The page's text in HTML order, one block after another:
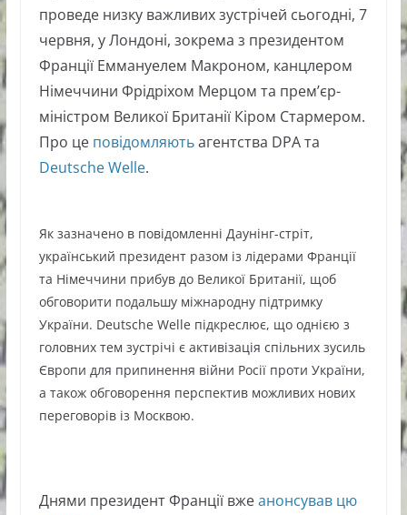
проведе низку важливих зустрічей сьогодні, 7
червня, у Лондоні, зокрема з президентом
Франції Еммануелем Макроном, канцлером
Німеччини Фрідріхом Мерцом та прем’єр-
міністром Великої Британії Кіром Стармером.
Про це повідомляютьагентства DPA та
Deutsche Welle.
Як зазначено в повідомленні Даунінг-стріт,
український президент разом із лідерами Франції
та Німеччини прибув до Великої Британії, щоб
обговорити подальшу міжнародну підтримку
України. Deutsche Welle підкреслює, що однією з
головних тем зустрічі є активізація спільних зусиль
Європи для припинення війни Росії проти України,
а також обговорення перспектив можливих нових
переговорів із Москвою.
Днями президент Франції вжеанонсував цю